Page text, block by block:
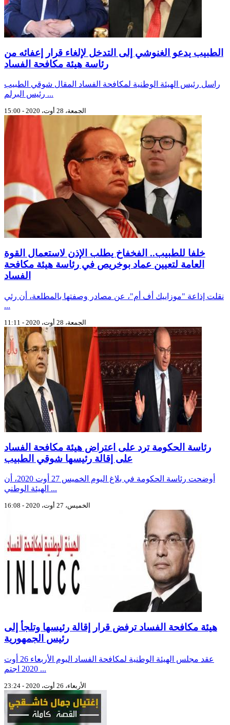
الطبيب يدعو الغنوشي إلى التدخل لإلغاء قرار إعفائه من
رئاسة هيئة مكافحة الفساد
راسل رئيس الهيئة الوطنية لمكافحة الفساد المقال شوقي الطبيب
رئيس البرلم ...
الجمعة، 28 أوت، 2020 - 15:00
خلفا للطبيب.. الفخفاخ يطلب الإذن لاستعمال القوة
العامة لتعيين عماد بوخريص في رئاسة هيئة مكافحة
الفساد
نقلت إذاعة "موزاييك أف أم"، عن مصادر وصفتها بالمطلعة، أن رئي
...
الجمعة، 28 أوت، 2020 - 11:11
رئاسة الحكومة ترد على اعتراض هيئة مكافحة الفساد
على إقالة رئيسها شوقي الطبيب
أوضحت رئاسة الحكومة في بلاغ اليوم الخميس 27 أوت 2020، أن
الهيئة الوطني ...
الخميس، 27 أوت، 2020 - 16:08
هيئة مكافحة الفساد ترفض قرار إقالة رئيسها وتلجأ إلى
رئيس الجمهورية
عقد مجلس الهيئة الوطنية لمكافحة الفساد اليوم الأربعاء 26 أوت
2020 اجتم ...
الأربعاء، 26 أوت، 2020 - 23:24